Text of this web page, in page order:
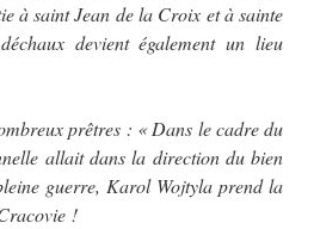
à saint Jean de la Croix et à sainte
devient également un lieu
prêtres : « Dans le cadre du
allait dans la direction du bien
guerre, Karol Wojtyla prend la
!